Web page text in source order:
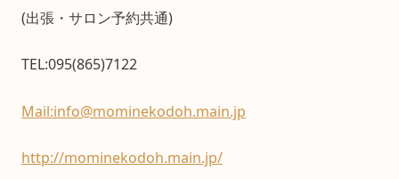
(出張・サロン予約共通)
TEL:095(865)7122
Mail:info@mominekodoh.main.jp
http://mominekodoh.main.jp/